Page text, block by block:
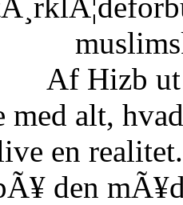
Af Hizb
med alt,
en
den